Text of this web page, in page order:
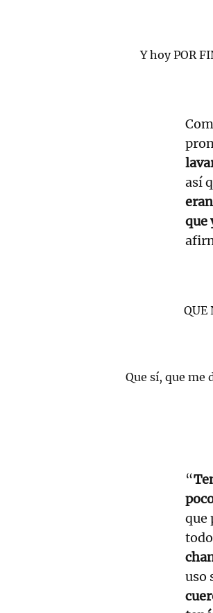
Y hoy POR
así
que
QUE
Que sí, que me
“
que
uso